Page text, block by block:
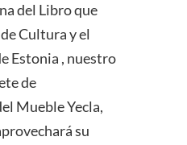
del Libro que
Cultura y el
Estonia , nuestro
de
Mueble Yecla,
su